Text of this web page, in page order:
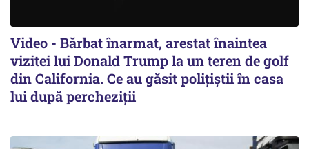
Video - Bărbat înarmat, arestat înaintea
vizitei lui Donald Trump la un teren de golf
din California. Ce au găsit polițiștii în casa
lui după percheziții